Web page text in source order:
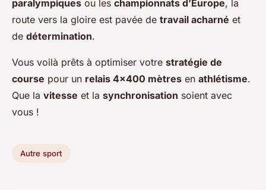
paralympiques ou les championnats d’Europe, la
route vers la gloire est pavée de travail acharné et
de détermination.
Vous voilà prêts à optimiser votre stratégie de
course pour un relais 4×400 mètres en athlétisme.
Que la vitesse et la synchronisation soient avec
vous !
Autre sport